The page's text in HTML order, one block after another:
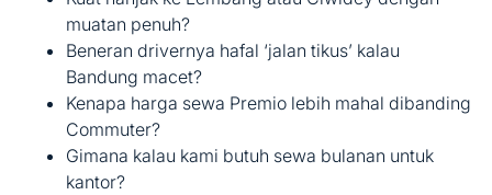
muatan penuh?
Beneran drivernya hafal ‘jalan tikus’ kalau
Bandung macet?
Kenapa harga sewa Premio lebih mahal dibanding
Commuter?
Gimana kalau kami butuh sewa bulanan untuk
kantor?